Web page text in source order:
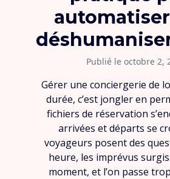
Publié le octobre 2,
Gérer une conciergerie de
durée, c’est jongler en
fichiers de réservation
arrivées et départs se
voyageurs posent des
heure, les imprévus
moment, et l’on passe